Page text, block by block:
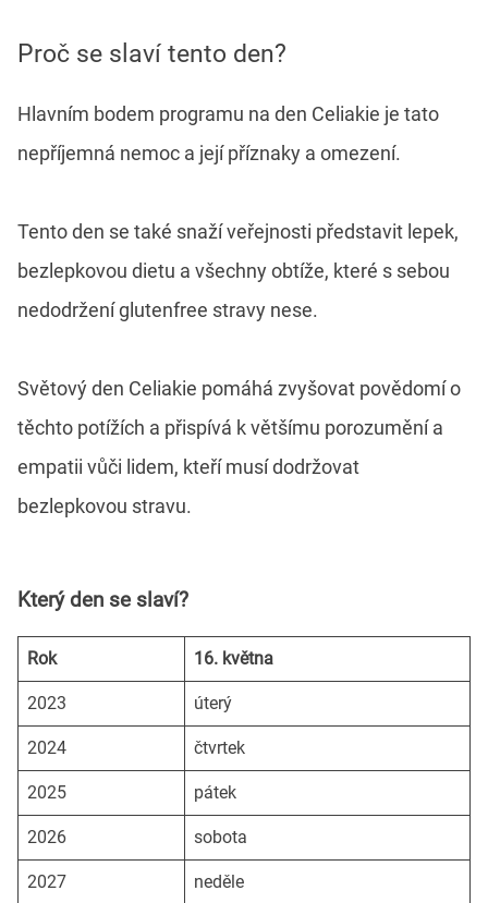
Proč se slaví tento den?
Hlavním bodem programu na den Celiakie je tato
nepříjemná nemoc a její příznaky a omezení.
Tento den se také snaží veřejnosti představit lepek,
bezlepkovou dietu a všechny obtíže, které s sebou
nedodržení glutenfree stravy nese.
Světový den Celiakie pomáhá zvyšovat povědomí o
těchto potížích a přispívá k většímu porozumění a
empatii vůči lidem, kteří musí dodržovat
bezlepkovou stravu.
Který den se slaví?
Rok 16. května
2023 úterý
2024 čtvrtek
2025 pátek
2026 sobota
2027 neděle